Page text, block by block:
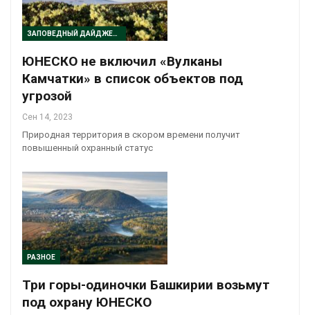
ЗАПОВЕДНЫЙ ДАЙДЖЕСТ
ЮНЕСКО не включил «Вулканы
Камчатки» в список объектов под
угрозой
Сен 14, 2023
Природная территория в скором времени получит
повышенный охранный статус
РАЗНОЕ
Три горы-одиночки Башкирии возьмут
под охрану ЮНЕСКО